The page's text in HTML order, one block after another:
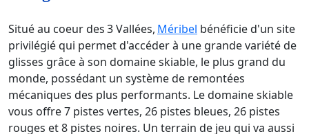
Situé au coeur des 3 Vallées, Méribel bénéficie d'un site
privilégié qui permet d'accéder à une grande variété de
glisses grâce à son domaine skiable, le plus grand du
monde, possédant un système de remontées
mécaniques des plus performants. Le domaine skiable
vous offre 7 pistes vertes, 26 pistes bleues, 26 pistes
rouges et 8 pistes noires. Un terrain de jeu qui va aussi